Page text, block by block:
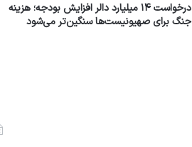
درخواست ۱۴ میلیارد دالر افزایش بودجه؛ هزینه
جنگ برای صهیونیست‌ها سنگین‌تر می‌شود